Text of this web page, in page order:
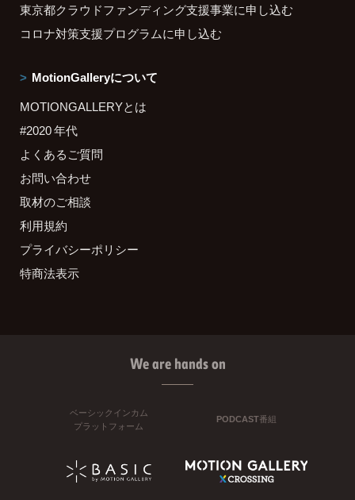
東京都クラウドファンディング支援事業に申し込む
コロナ対策支援プログラムに申し込む
MotionGalleryについて
MOTIONGALLERYとは
#2020 年代
よくあるご質問
お問い合わせ
取材のご相談
利用規約
プライバシーポリシー
特商法表示
We are hands on
ベーシックインカム
プラットフォーム
PODCAST番組